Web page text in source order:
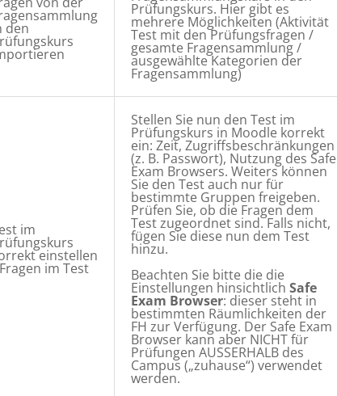
den
Prüfungskurs. Hier gibt es
mehrere Möglichkeiten (Aktivität
Test mit den Prüfungsfragen /
gesamte Fragensammlung /
ausgewählte Kategorien der
Fragensammlung)
im
einstellen
im Test
Stellen Sie nun den Test im
Prüfungskurs in Moodle korrekt
ein: Zeit, Zugriffsbeschränkungen
(z. B. Passwort), Nutzung des Safe
Exam Browsers. Weiters können
Sie den Test auch nur für
bestimmte Gruppen freigeben.
Prüfen Sie, ob die Fragen dem
Test zugeordnet sind. Falls nicht,
fügen Sie diese nun dem Test
hinzu.
Beachten Sie bitte die die
Einstellungen hinsichtlich Safe
Exam Browser: dieser steht in
bestimmten Räumlichkeiten der
FH zur Verfügung. Der Safe Exam
Browser kann aber NICHT für
Prüfungen AUSSERHALB des
Campus („zuhause“) verwendet
werden.